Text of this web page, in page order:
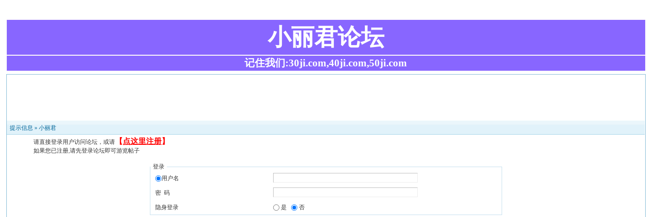
小丽君论坛
记住我们:30ji.com,40ji.com,50ji.com
提示信息 »小丽君
请直接登录用户访问论坛，或请 【 点这里注册】
如果您已注册,请先登录论坛即可游览帖子
登录
用户名
密 码
隐身登录 是 否